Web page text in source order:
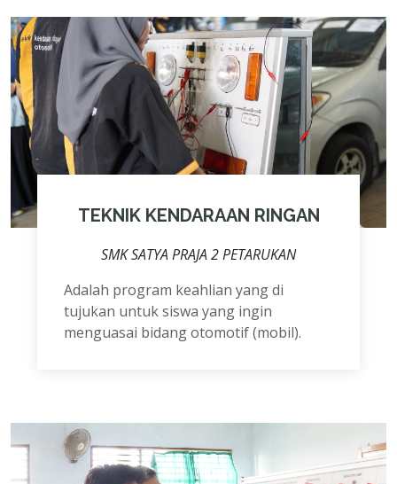
TEKNIK KENDARAAN RINGAN
SMK SATYA PRAJA 2 PETARUKAN
Adalah program keahlian yang di
tujukan untuk siswa yang ingin
menguasai bidang otomotif (mobil).